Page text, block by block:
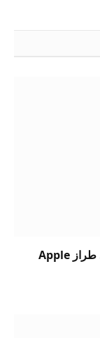
iPhone Ultra قادم: ست ميزات جديدة في طراز Apple